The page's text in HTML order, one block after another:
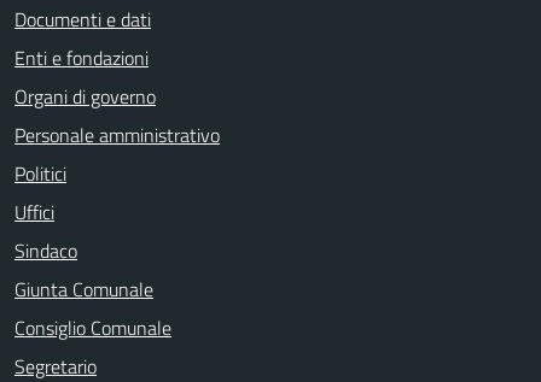
Documenti e dati
Enti e fondazioni
Organi di governo
Personale amministrativo
Politici
Uffici
Sindaco
Giunta Comunale
Consiglio Comunale
Segretario